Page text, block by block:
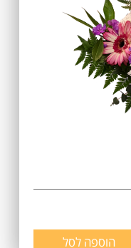
הוספה לסל